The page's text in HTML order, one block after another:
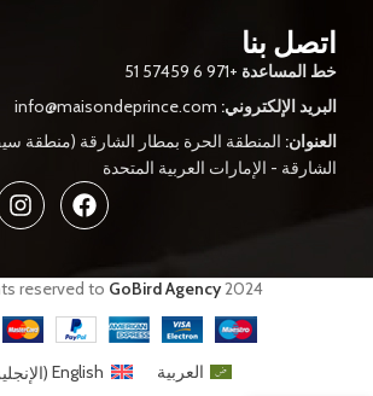
اتصل بنا
خط المساعدة +971 6 57459 51
البريد الإلكتروني:
العنوان:
الشارقة - الإمارات العربية المتحدة
reserved to GoBird Agency2024
العربية English
(